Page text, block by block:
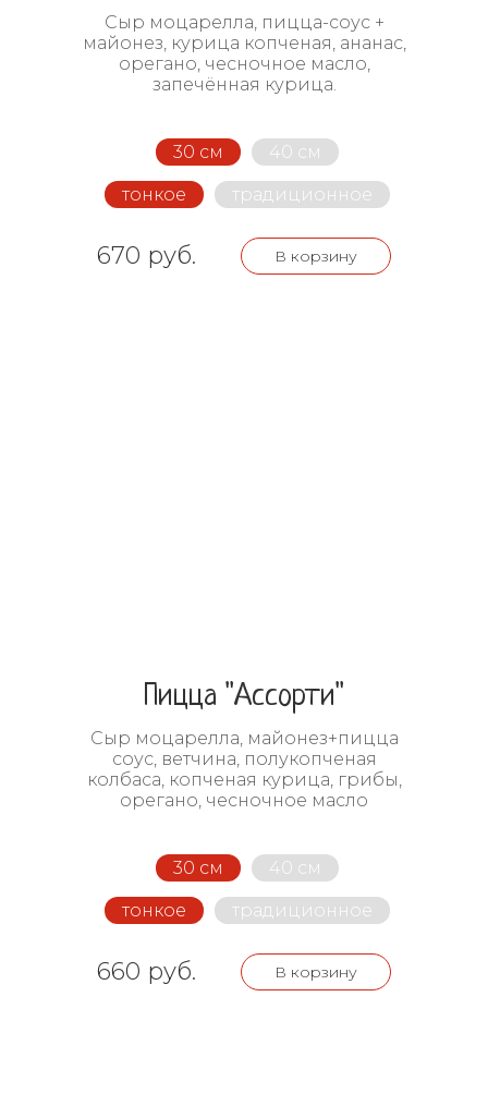
Сыр моцарелла, пицца-соус +
майонез, курица копченая, ананас,
орегано, чесночное масло,
запечённая курица
30 см 40 см
тонкое традиционное
670 руб. В корзину
Пицца "Ассорти"
Сыр моцарелла, майонез+пицца
соус, ветчина, полукопченая
колбаса, копченая курица, грибы,
орегано, чесночное масло
30 см 40 см
тонкое традиционное
660 руб. В корзину